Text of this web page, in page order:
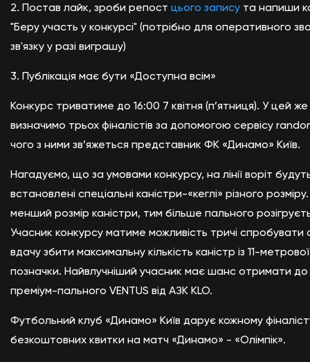
2. Постав лайк, зроби репост цього запису та напиши
"Беру участь у конкурсі" (потрібно для оперативного
зв'язку у разі виграшу)
3. Публікація має бути «Доступна всім»
Конкурс триватиме до 16:00 7 квітня (п’ятниця). У цей
визначимо трьох фіналістів за допомогою сервісу
чого з ними зв’яжеться представник ФК «Динамо» Київ.
Нагадуємо, що за умовами конкурсу, на лінії воріт
встановлені спеціальні каністри-«кеглі» різного
менший розмір каністри, тим більше пального
Учасник конкурсу матиме можливість тричі спробувати
вдачу збити максимальну кількість каністр із 11-метрової
позначки. Найвлучніший учасник має шанс отримати до
преміум-пального VENTUS від АЗК KLO.
Футбольний клуб «Динамо» Київ дарує кожному
безкоштовних квитки на матч «Динамо» - «Олімпік».